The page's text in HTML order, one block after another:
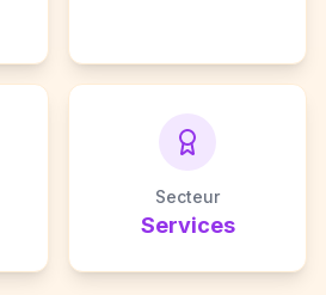
Secteur
Services